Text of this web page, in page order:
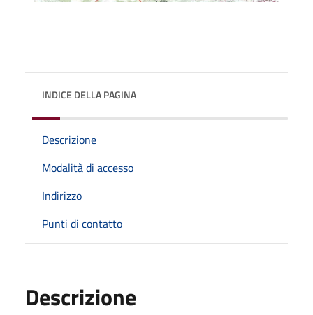
INDICE DELLA PAGINA
Descrizione
Modalità di accesso
Indirizzo
Punti di contatto
Descrizione